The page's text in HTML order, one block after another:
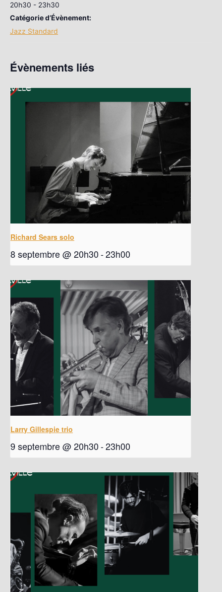
20h30 - 23h30
Catégorie d’Évènement:
Jazz Standard
Évènements liés
Richard Sears solo
8 septembre @ 20h30-23h00
Larry Gillespie trio
9 septembre @ 20h30-23h00